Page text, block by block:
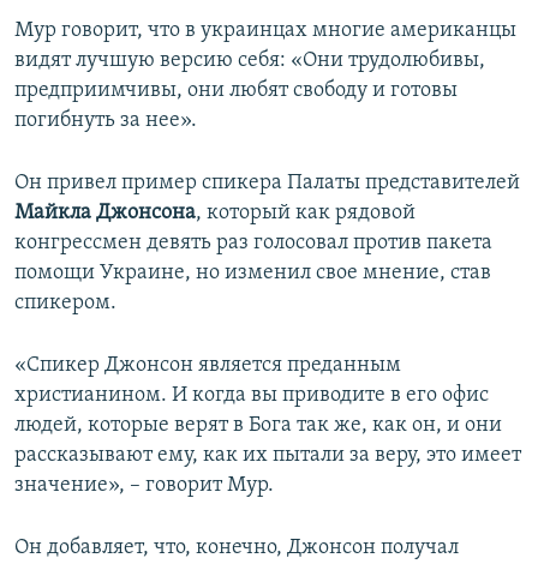
Мур говорит, что в украинцах многие американцы
видят лучшую версию себя: «Они трудолюбивы,
предприимчивы, они любят свободу и готовы
погибнуть за нее».
Он привел пример спикера Палаты представителей
Майкла Джонсона, который как рядовой
конгрессмен девять раз голосовал против пакета
помощи Украине, но изменил свое мнение, став
спикером.
«Спикер Джонсон является преданным
христианином. И когда вы приводите в его офис
людей, которые верят в Бога так же, как он, и они
рассказывают ему, как их пытали за веру, это имеет
значение», – говорит Мур.
Он добавляет, что, конечно, Джонсон получал